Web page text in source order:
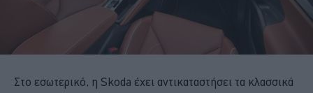
Στο εσωτερικό, η Skoda έχει αντικαταστήσει τα κλασσικά